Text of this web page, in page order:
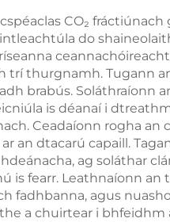
Raidi-
le haghaidh
Caillteanais
Glanadh
Corpais
CO₂
do
trí thurgnamh. Tugann
brabús. Soláthraíonn
is déanaí i
Ceadaíonn rogha
an dtacarú capaill.
ag soláthar
is fearr. Leathnaíonn
fadhbanna, agus
a chuirtear i